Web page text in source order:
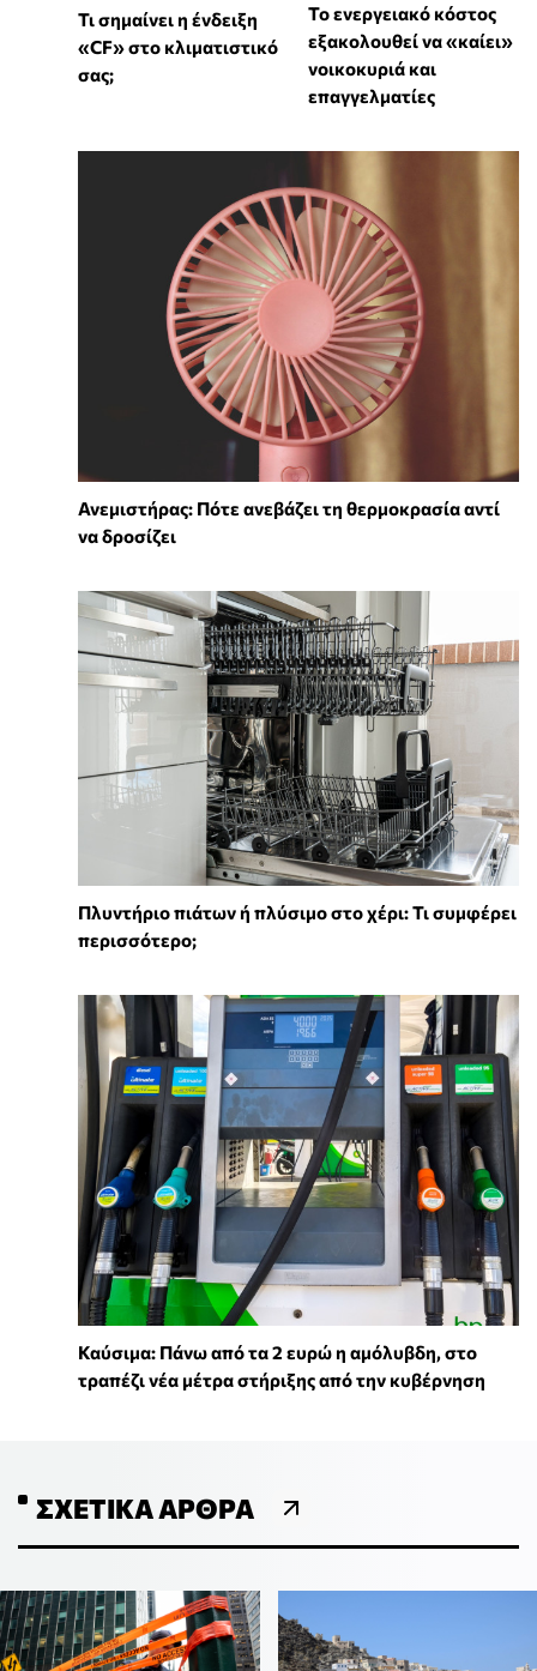
Τι σημαίνει η ένδειξη
«CF» στο κλιματιστικό
σας;
Το ενεργειακό κόστος
εξακολουθεί να «καίει»
νοικοκυριά και
επαγγελματίες
Ανεμιστήρας: Πότε ανεβάζει τη θερμοκρασία αντί
να δροσίζει
Πλυντήριο πιάτων ή πλύσιμο στο χέρι: Τι συμφέρει
περισσότερο;
Καύσιμα: Πάνω από τα 2 ευρώ η αμόλυβδη, στο
τραπέζι νέα μέτρα στήριξης από την κυβέρνηση
ΣΧΕΤΙΚΆ ΆΡΘΡΑ